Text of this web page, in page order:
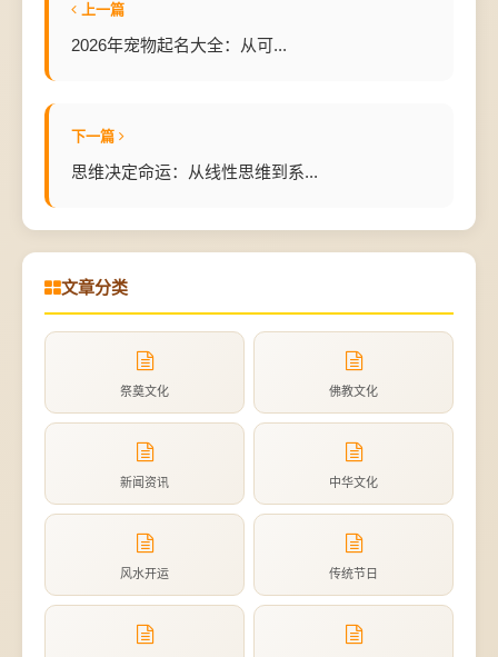
上一篇
2026年宠物起名大全：从可...
下一篇
思维决定命运：从线性思维到系...
文章分类
祭奠文化 佛教文化
新闻资讯 中华文化
风水开运 传统节日